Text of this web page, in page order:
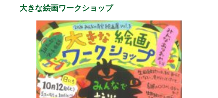
生田緑地について
アクセス
園内のご案内
園内のご案内
生田緑地の樹木ごよみ
学校団体の雨天時の昼食場所
イベント情報
大きな絵画ワークショップ